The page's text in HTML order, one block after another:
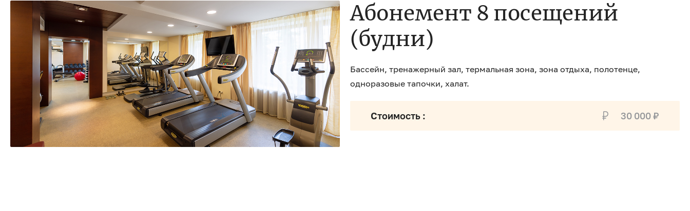
Абонемент 8 посещений
(будни)
Бассейн, тренажерный зал, термальная зона, зона отдыха, полотенце,
одноразовые тапочки, халат.
Стоимость : 30 000 ₽